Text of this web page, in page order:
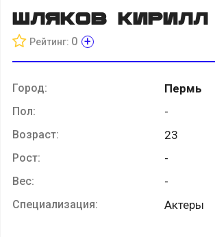
Шляков Кирилл
Рейтинг: 0 +
Город: Пермь
Пол: -
Возраст: 23
Рост: -
Вес: -
Специализация: Актеры